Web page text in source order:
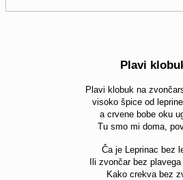
Plavi
Plavi klobuk na
visoko špice od
a crvene bobe oku
Tu smo mi doma,
Ča je Leprinac bez
Ili zvončar bez
Kako crekva bez